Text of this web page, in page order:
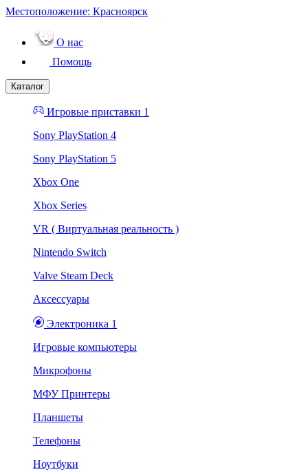
Местоположение: Красноярск
О нас
Помощь
Каталог
Игровые приставки 1
Sony PlayStation 4
Sony PlayStation 5
Xbox One
Xbox Series
VR ( Виртуальная реальность )
Nintendo Switch
Valve Steam Deck
Аксессуары
Электроника 1
Игровые компьютеры
Микрофоны
МФУ Принтеры
Планшеты
Телефоны
Ноутбуки